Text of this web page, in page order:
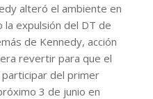
alteró el ambiente en
la expulsión del DT de
de Kennedy, acción
revertir para que el
del primer
3 de junio en